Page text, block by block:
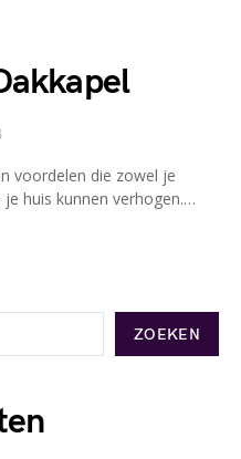
voordelen die zowel je
huis kunnen verhogen.…
ZOEKEN